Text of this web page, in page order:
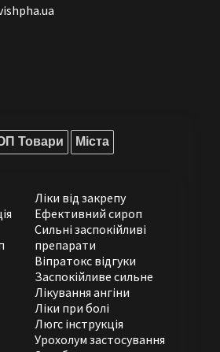
Товари
Міста
Ліки від закрепу
Ефективний сироп
Сильні заспокійливі
препарати
Віпратокс відгуки
Заспокійливе сильне
Лікування ангіни
Ліки при болі
Люгс інструкція
Урохолум застосування